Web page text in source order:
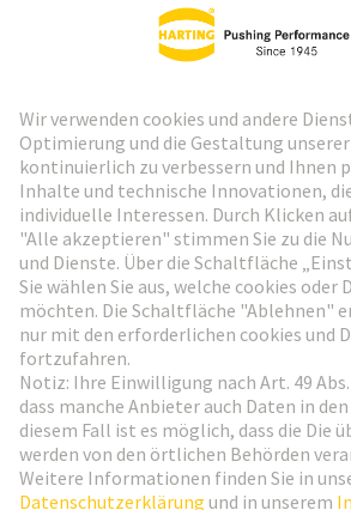
Weiter zur Anmeldung
Social Media
Schweiz Deutsch